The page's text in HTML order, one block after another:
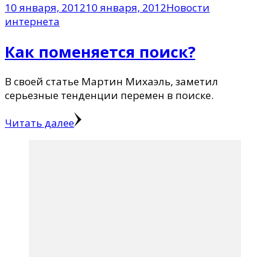
10 января, 201210 января, 2012Новости
интернета
Как поменяется поиск?
В своей статье Мартин Михаэль, заметил
серьезные тенденции перемен в поиске.
Читать далее